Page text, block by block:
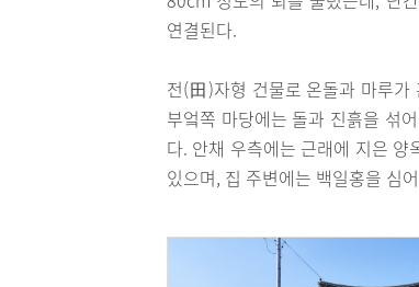
연결된다.
전(田)자형 건물로 온돌과 마루
부엌쪽 마당에는 돌과 진흙을 섞
다. 안채 우측에는 근래에 지은
있으며, 집 주변에는 백일홍을 심